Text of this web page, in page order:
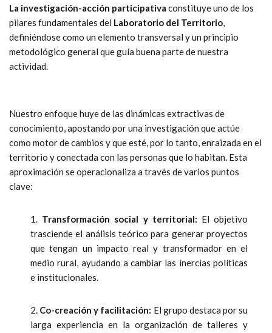
La investigación-acción participativa constituye uno de los
pilares fundamentales del Laboratorio del Territorio,
definiéndose como un elemento transversal y un principio
metodológico general que guía buena parte de nuestra
actividad.
Nuestro enfoque huye de las dinámicas extractivas de
conocimiento, apostando por una investigación que actúe
como motor de cambios y que esté, por lo tanto, enraizada en el
territorio y conectada con las personas que lo habitan. Esta
aproximación se operacionaliza a través de varios puntos
clave:
1. Transformación social y territorial: El objetivo
trasciende el análisis teórico para generar proyectos
que tengan un impacto real y transformador en el
medio rural, ayudando a cambiar las inercias políticas
e institucionales.
2. Co-creación y facilitación: El grupo destaca por su
larga experiencia en la organización de talleres y